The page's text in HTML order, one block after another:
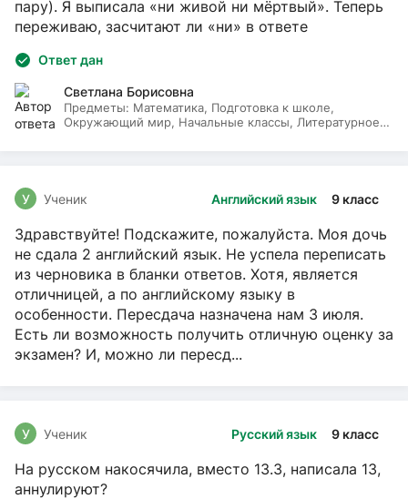
пару). Я выписала «ни живой ни мёртвый». Теперь
переживаю, засчитают ли «ни» в ответе
Ответ дан
Светлана Борисовна
Предметы: Математика, Подготовка к школе,
Окружающий мир, Начальные классы, Литературное
Английский язык 9 класс
У Ученик
Здравствуйте! Подскажите, пожалуйста. Моя дочь
не сдала 2 английский язык. Не успела переписать
из черновика в бланки ответов. Хотя, является
отличницей, а по английскому языку в
особенности. Пересдача назначена нам 3 июля.
Есть ли возможность получить отличную оценку за
экзамен? И, можно ли пересд...
Русский язык 9 класс
У Ученик
На русском накосячила, вместо 13.3, написала 13,
аннулируют?